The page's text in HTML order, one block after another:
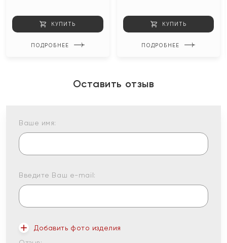
КУПИТЬ
ПОДРОБНЕЕ
КУПИТЬ
ПОДРОБНЕЕ
Оставить отзыв
Ваше имя:
Введите Ваш e-mail:
Добавить фото изделия